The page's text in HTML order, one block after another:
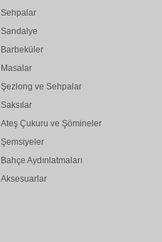
Sehpalar
Sandalye
Barbeküler
Masalar
Şezlong ve Sehpalar
Saksılar
Ateş Çukuru ve Şömineler
Şemsiyeler
Bahçe Aydınlatmaları
Aksesuarlar